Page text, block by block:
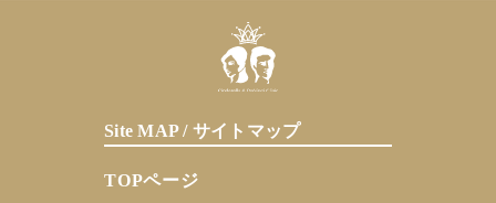
Site MAP / サイトマップ
TOPページ